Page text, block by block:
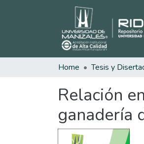
Home Tesis y
Relación
ganadería